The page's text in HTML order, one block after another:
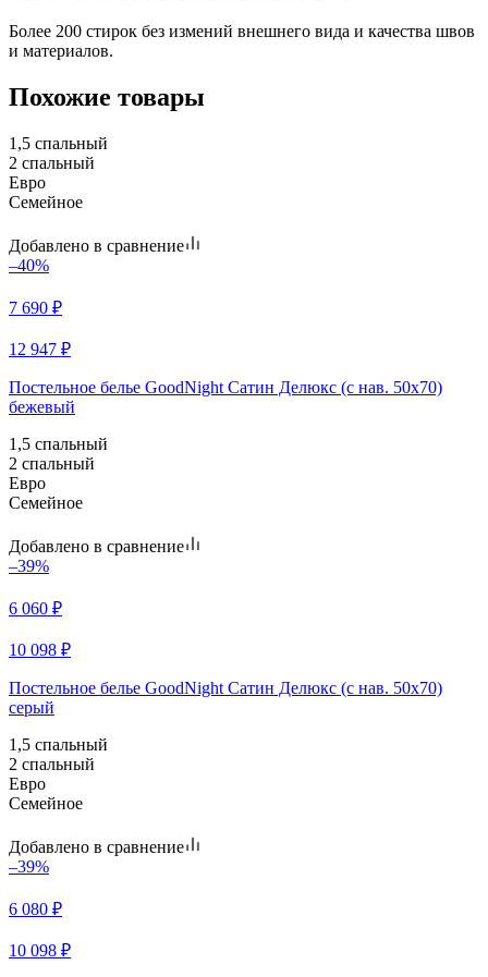
Более 200 стирок без измений внешнего вида и качества швов
и материалов.
Похожие товары
1,5 спальный
2 спальный
Евро
Семейное
Добавлено в сравнение
–40%
7 690 ₽
12 947 ₽
Постельное белье GoodNight Сатин Делюкс (с нав. 50х70)
бежевый
1,5 спальный
2 спальный
Евро
Семейное
Добавлено в сравнение
–39%
6 060 ₽
10 098 ₽
Постельное белье GoodNight Сатин Делюкс (с нав. 50х70)
серый
1,5 спальный
2 спальный
Евро
Семейное
Добавлено в сравнение
–39%
6 080 ₽
10 098 ₽